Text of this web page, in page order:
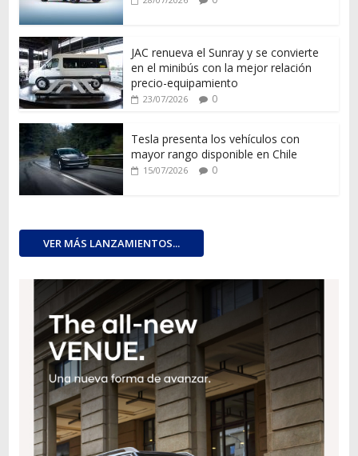
JAC renueva el Sunray y se convierte
en el minibús con la mejor relación
precio-equipamiento
23/07/2026 0
Tesla presenta los vehículos con
mayor rango disponible en Chile
15/07/2026 0
VER MÁS LANZAMIENTOS...